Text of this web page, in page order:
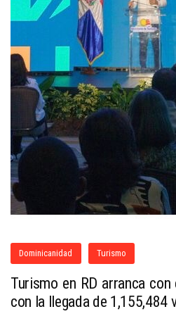
Dominicanidad Turismo
Turismo en RD arranca
con la llegada de 1,155,484